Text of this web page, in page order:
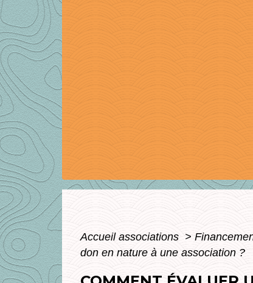
Accueil associations >
don en nature à une association ?